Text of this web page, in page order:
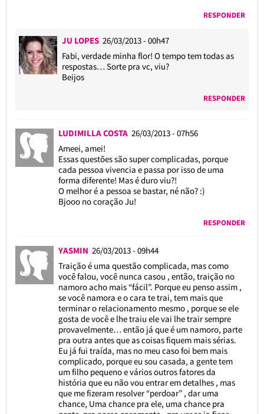
RESPONDER
JU LOPES26/03/2013 - 00h47
Fabi, verdade minha flor! O tempo tem todas as
respostas… Sorte pra vc, viu?
Beijos
RESPONDER
LUDIMILLA COSTA 26/03/2013 - 07h56
Ameei, amei!
Essas questões são super complicadas, porque
cada pessoa vivencia e passa por isso de uma
forma diferente! Mas é duro viu?!
O melhor é a pessoa se bastar, né não? :)
Bjooo no coração Ju!
RESPONDER
YASMIN 26/03/2013 - 09h44
Traição é uma questão complicada, mas como
você falou, você nunca casou , então, traição no
namoro acho mais “fácil”. Porque eu penso assim ,
se você namora e o cara te trai, tem mais que
terminar o relacionamento mesmo , porque se ele
gosta de você e lhe traiu ele vai lhe trair sempre
provavelmente… então já que é um namoro, parte
pra outra antes que as coisas fiquem mais sérias.
Eu já fui traída, mas no meu caso foi bem mais
complicado, porque eu sou casada, a gente tem
um filho pequeno e vários outros fatores da
história que eu não vou entrar em detalhes , mas
que me fizeram resolver “perdoar” , dar uma
chance, Uma chance pra ele, uma chance pra